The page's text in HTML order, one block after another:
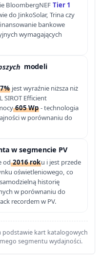
BloombergNEF Tier 1
do JinkoSolar, Trina czy
bankowe
wymagających
modeli
jest wyraźnie niższa niż
SIROT Efficient
605 Wp - technologia
w porównaniu do
w segmencie PV
od2016 roku i jest przede
oświetleniowego, co
historię
w porównaniu do
recordem w PV.
podstawie kart katalogowych
segmentu wydajności.